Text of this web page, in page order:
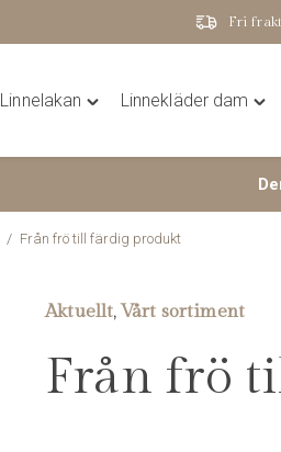
Fri frakt
Linnelakan
Toggle
Linnekläder dam
/ Från frö till färdig produkt
Aktuellt, Vårt sortiment
Från frö